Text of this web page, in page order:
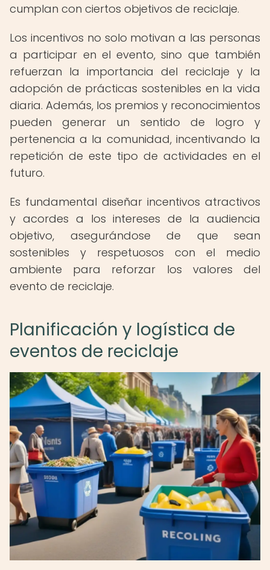
cumplan con ciertos objetivos de reciclaje.
Los incentivos no solo motivan a las personas
a participar en el evento, sino que también
refuerzan la importancia del reciclaje y la
adopción de prácticas sostenibles en la vida
diaria. Además, los premios y reconocimientos
pueden generar un sentido de logro y
pertenencia a la comunidad, incentivando la
repetición de este tipo de actividades en el
futuro.
Es fundamental diseñar incentivos atractivos
y acordes a los intereses de la audiencia
objetivo, asegurándose de que sean
sostenibles y respetuosos con el medio
ambiente para reforzar los valores del
evento de reciclaje.
Planificación y logística de
eventos de reciclaje